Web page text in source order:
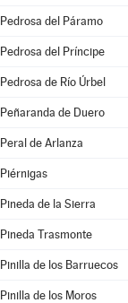
Pedrosa del Páramo
Pedrosa del Príncipe
Pedrosa de Río Úrbel
Peñaranda de Duero
Peral de Arlanza
Piérnigas
Pineda de la Sierra
Pineda Trasmonte
Pinilla de los Barruecos
Pinilla de los Moros